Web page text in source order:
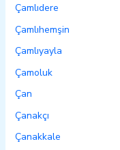
Çamlıdere
Çamlıhemşin
Çamlıyayla
Çamoluk
Çan
Çanakçı
Çanakkale